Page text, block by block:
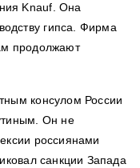
Knauf. Она
гипса. Фирма
продолжают
консулом России
Он не
россиянами
санкции Запада